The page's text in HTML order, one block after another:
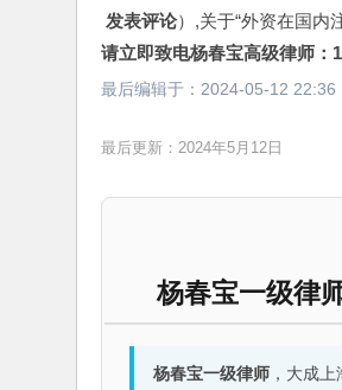
发表评论）,关于“外资在国内
请立即致电杨春宝高级律师：
最后编辑于： 2024-05-12 22:36
最后更新：2024年5月12日
杨春宝一级律
杨春宝一级律师，大成上